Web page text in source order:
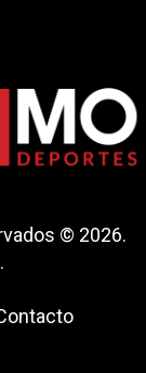
© 2026.